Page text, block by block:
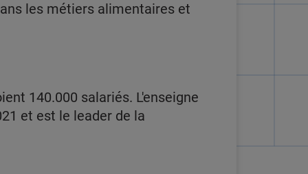
les métiers alimentaires et
140.000 salariés. L'enseigne
et est le leader de la